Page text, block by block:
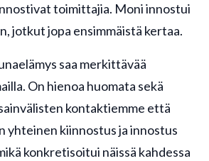
toimittajia. Moni innostui
jotkut jopa ensimmäistä kertaa.
saa merkittävää
On hienoa huomata sekä
kontaktiemme että
yhteinen kiinnostus ja innostus
konkretisoitui näissä kahdessa